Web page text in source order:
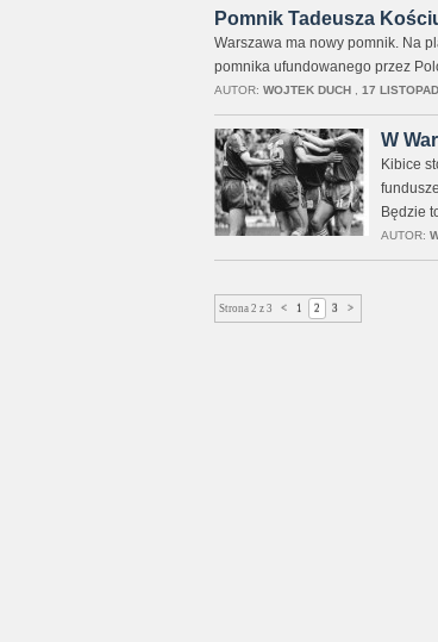
Pomnik Tadeusza
Warszawa ma nowy pomnik. Na
pomnika ufundowanego przez
AUTOR: WOJTEK DUCH, 17
W
Kibice
Będzie
AUTOR:
Strona 2 z 3 < 1 2 3 >